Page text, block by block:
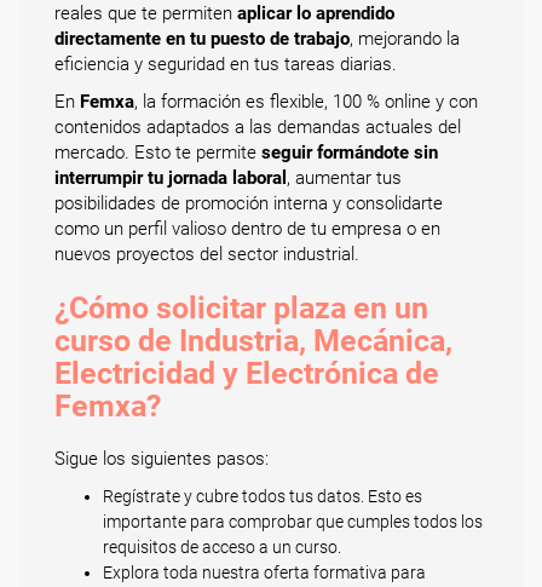
reales que te permiten aplicar lo aprendido
directamente en tu puesto de trabajo, mejorando la
eficiencia y seguridad en tus tareas diarias.
En Femxa, la formación es flexible, 100 % online y con
contenidos adaptados a las demandas actuales del
mercado. Esto te permite seguir formándote sin
interrumpir tu jornada laboral , aumentar tus
posibilidades de promoción interna y consolidarte
como un perfil valioso dentro de tu empresa o en
nuevos proyectos del sector industrial.
¿Cómo solicitar plaza en un
curso de Industria, Mecánica,
Electricidad y Electrónica de
Femxa?
Sigue los siguientes pasos:
Regístrate y cubre todos tus datos. Esto es
importante para comprobar que cumples todos los
requisitos de acceso a un curso.
Explora toda nuestra oferta formativa para